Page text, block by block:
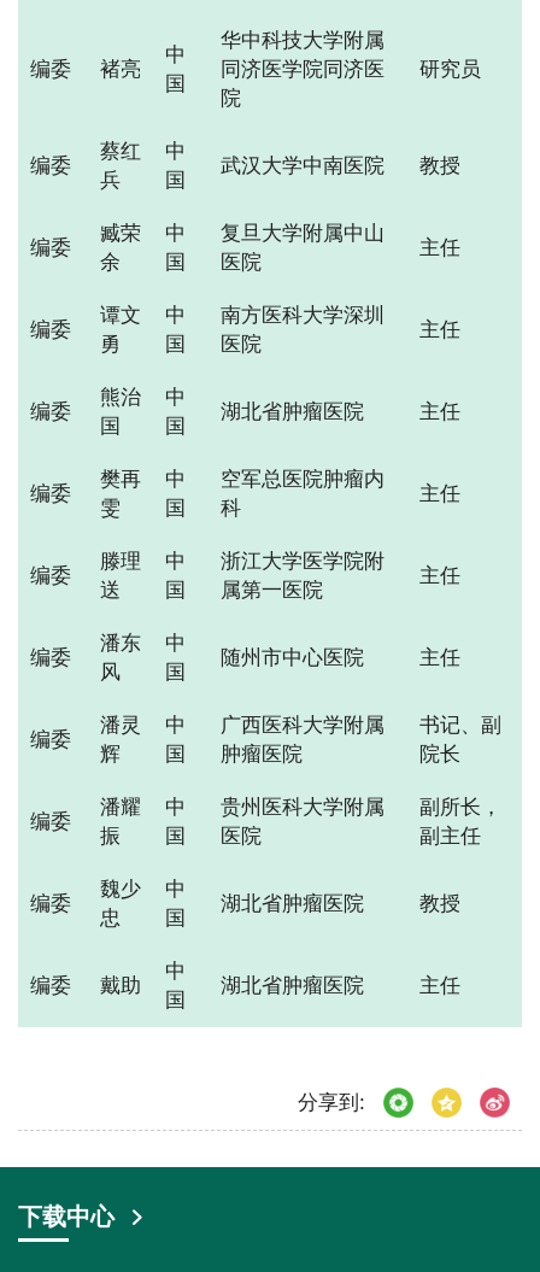
编委 褚亮
中
国
华中科技大学附属
同济医学院同济医
院
研究员
编委
蔡红
兵
中
国
武汉大学中南医院 教授
编委
臧荣
余
中
国
复旦大学附属中山
医院
主任
编委
谭文
勇
中
国
南方医科大学深圳
医院
主任
编委
熊治
国
中
国
湖北省肿瘤医院 主任
编委
樊再
雯
中
国
空军总医院肿瘤内
科
主任
编委
滕理
送
中
国
浙江大学医学院附
属第一医院
主任
编委
潘东
风
中
国
随州市中心医院 主任
编委
潘灵
辉
中
国
广西医科大学附属
肿瘤医院
书记、副
院长
编委
潘耀
振
中
国
贵州医科大学附属
医院
副所长，
副主任
编委
魏少
忠
中
国
湖北省肿瘤医院 教授
编委 戴助
中
国
湖北省肿瘤医院 主任
分享到:
下载中心